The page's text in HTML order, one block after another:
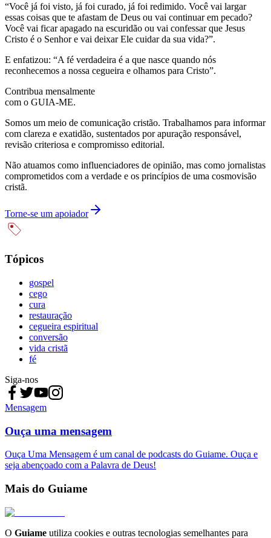
“Você já foi visto, já foi curado, já foi redimido. Você vai largar
essas coisas que te afastam de Deus ou vai continuar em pecado?
Você vai ficar apagado na escuridão ou vai confessar que Jesus
Cristo é o Senhor e vai deixar Ele cuidar da sua vida?”.
E enfatizou: “A fé verdadeira é a que nasce quando nós
reconhecemos a nossa cegueira e olhamos para Cristo”.
Contribua mensalmente
com o GUIA-ME.
Somos um meio de comunicação cristão. Trabalhamos para informar
com clareza e exatidão, sustentados por apuração responsável,
revisão criteriosa e compromisso editorial.
Não atuamos como influenciadores de opinião, mas como jornalistas
comprometidos com a verdade e os princípios de uma cosmovisão
cristã.
Torne-se um apoiador
Tópicos
gospel
cego
cura
restauração
cegueira espiritual
conversão
vida cristã
fé
Siga-nos
Mensagem
Ouça uma mensagem
Ouça Uma Mensagem é um canal de podcasts do Guiame. Ouça e
seja abençoado com a Palavra de Deus!
Mais do Guiame
O Guiame utiliza cookies e outras tecnologias semelhantes para